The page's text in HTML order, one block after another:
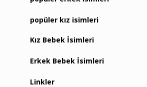
popüler kız isimleri
Kız Bebek İsimleri
Erkek Bebek İsimleri
Linkler